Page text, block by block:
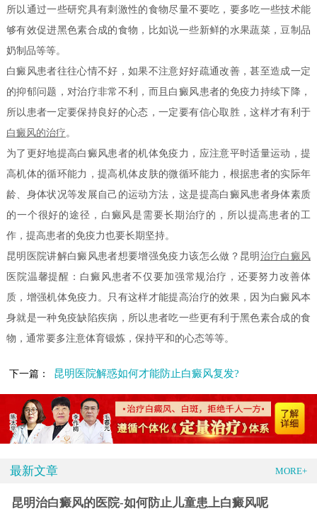
所以通过一些研究具有刺激性的食物尽量不要吃，要多吃一些技术能
够有效促进黑色素合成的食物，比如说一些新鲜的水果蔬菜，豆制品
奶制品等等。
白癜风患者往往心情不好，如果不注意好好疏通改善，甚至造成一定
的抑郁问题，对治疗非常不利，而且白癜风患者的免疫力持续下降，
所以患者一定要保持良好的心态，一定要有信心取胜，这样才有利于
白癜风的治疗。
为了更好地提高白癜风患者的机体免疫力，应注意平时适量运动，提
高机体的循环能力，提高机体皮肤的微循环能力，根据患者的实际年
龄、身体状况等发展自己的运动方法，这是提高白癜风患者身体素质
的一个很好的途径，白癜风是需要长期治疗的，所以提高患者的工
作，提高患者的免疫力也要长期坚持。
昆明医院讲解白癜风患者想要增强免疫力该怎么做？昆明 治疗白癜风
医院温馨提醒：白癜风患者不仅要加强常规治疗，还要努力改善体
质，增强机体免疫力。只有这样才能提高治疗的效果，因为白癜风本
身就是一种免疫缺陷疾病，所以患者吃一些更有利于黑色素合成的食
物，通常要多注意体育锻炼，保持平和的心态等等。
下一篇： 昆明医院解惑如何才能防止白癜风复发?
最新文章 MORE+
昆明治白癜风的医院-如何防止儿童患上白癜风呢